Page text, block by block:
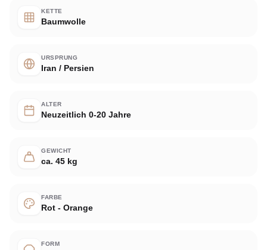
KETTE
Baumwolle
URSPRUNG
Iran / Persien
ALTER
Neuzeitlich 0-20 Jahre
GEWICHT
ca. 45 kg
FARBE
Rot - Orange
FORM